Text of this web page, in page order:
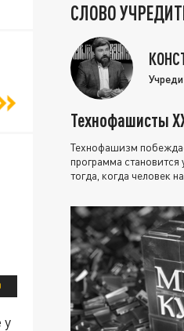
у
СЛОВО
Технофашисты
Технофашизм
программа
тогда, когда человек